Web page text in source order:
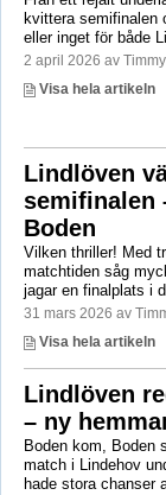
kvittera semifinalen
eller inget för både
2 april 2026 av
Visa hela artikeln
Lindlöven
semifinalen
Boden
Vilken thriller! Med
matchtiden såg
jagar en finalplats i
31 mars 2026 av
Visa hela artikeln
Lindlöven
– ny
Boden kom, Boden
match i Lindehov
hade stora chanser